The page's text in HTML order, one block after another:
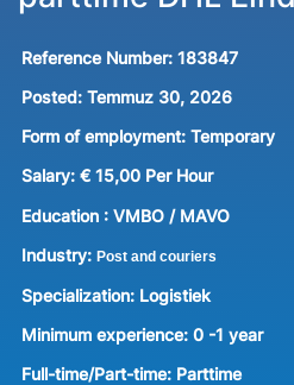
Reference Number: 183847
Posted: Temmuz 30, 2026
Form of employment: Temporary
Salary: € 15,00 Per Hour
Education : VMBO / MAVO
Industry: Post and couriers
Specialization: Logistiek
Minimum experience: 0 -1 year
Full-time/Part-time: Parttime